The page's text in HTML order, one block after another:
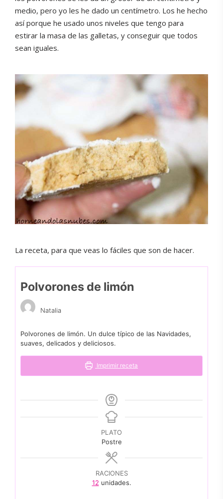
medio, pero yo les he dado un centímetro. Los he hecho
así porque he usado unos niveles que tengo para
estirar la masa de las galletas, y conseguir que todos
sean iguales.
La receta, para que veas lo fáciles que son de hacer.
Polvorones de limón
Natalia
Polvorones de limón. Un dulce típico de las Navidades,
suaves, delicados y deliciosos.
Imprimir receta
PLATO
Postre
RACIONES
12 unidades.